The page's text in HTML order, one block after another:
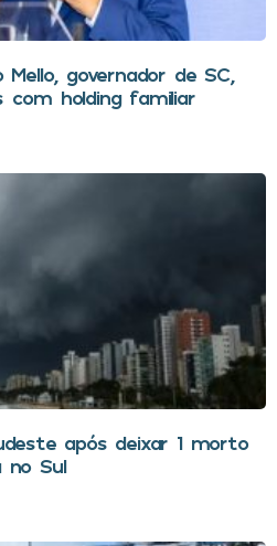
governador de SC,
com holding familiar
após deixar 1 morto
no Sul